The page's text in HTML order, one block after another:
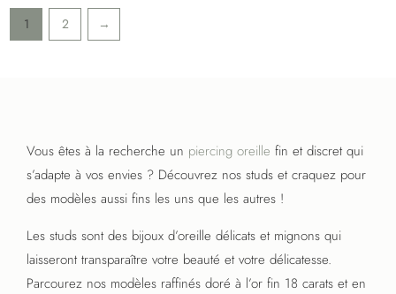
options
peuvent
page
produit
page
produit
1 2 →
Vous êtes à la recherche un piercing oreille fin et discret qui
s’adapte à vos envies ? Découvrez nos studs et craquez pour
des modèles aussi fins les uns que les autres !
Les studs sont des bijoux d’oreille délicats et mignons qui
laisseront transparaître votre beauté et votre délicatesse.
Parcourez nos modèles raffinés doré à l’or fin 18 carats et en